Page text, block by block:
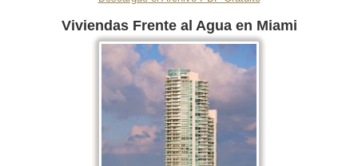
Viviendas Frente al Agua en Miami